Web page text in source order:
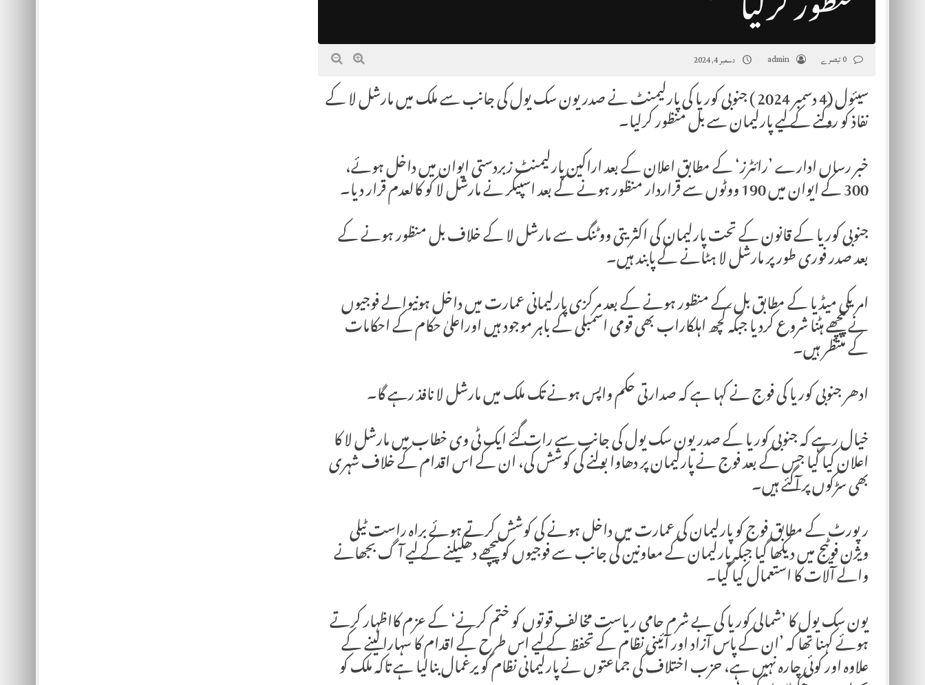
admin دسمبر 4, 2024
سیئول (4 دسمبر 2024 ) جنوبی کوریا کی پارلیمنٹ نے صدر یون سک یول کی جانب سے ملک میں مارشل لا کے
نفاذ کو روکنے کے لیے پارلیمان سے بل منظور کرلیا۔
خبر رساں ادارے ’رائٹرز‘ کے مطابق اعلان کے بعد اراکین پارلیمنٹ زبردستی ایوان میں داخل ہوئے،
300 کے ایوان میں 190 ووٹوں سے قراردار منظور ہونے کے بعد اسپیکر نے مارشل لا کو کالعدم قرار دیا۔
جنوبی کوریا کے قانون کے تحت پارلیمان کی اکثریتی ووٹنگ سے مارشل لا کے خلاف بل منظور ہونے کے
بعد صدر فوری طور پر مارشل لا ہٹانے کے پابند ہیں۔
امریکی میڈیا کے مطابق بل کے منظور ہونے کے بعد مرکزی پارلیمانی عمارت میں داخل ہونیوالے فوجیوں
نے پیچھے ہٹنا شروع کردیا جبکہ کچھ اہلکاراب بھی قومی اسمبلی کے باہر موجود ہیں اوراعلیٰ حکام کے احکامات
کے منتظر ہیں۔
ادھر جنوبی کوریا کی فوج نے کہا ہے کہ صدارتی حکم واپس ہونے تک ملک میں مارشل لا نافذ رہے گا۔
خیال رہے کہ جنوبی کوریا کے صدر یون سک یول کی جانب سے رات گئے ایک ٹی وی خطاب میں مارشل لا کا
اعلان کیا گیا جس کے بعد فوج نے پارلیمان پر دھاوا بولنے کی کوشش کی، ان کے اس اقدام کے خلاف شہری
بھی سڑکوں پر آگئے ہیں۔
رپورٹ کے مطابق فوج کو پارلیمان کی عمارت میں داخل ہونے کی کوشش کرتے ہوئے براہ راست ٹیلی
ویژن فوٹیج میں دیکھا گیا جبکہ پارلیمان کے معاونین کی جانب سے فوجیوں کو پیچھے دھکیلنے کے لیے آگ بجھانے
والے آلات کا استعمال کیا گیا۔
یون سک یول کا ’شمالی کوریا کی بے شرم حامی ریاست مخالف قوتوں کو ختم کرنے‘ کے عزم کااظہار کرتے
ہوئے کہنا تھا کہ ’ان کے پاس آزاد اور آئینی نظام کے تحفظ کے لیے اس طرح کے اقدام کا سہارا لینے کے
علاوہ اور کوئی چارہ نہیں ہے، حزب اختلاف کی جماعتوں نے پارلیمانی نظام کو یرغمال بنالیا ہے تاکہ ملک کو